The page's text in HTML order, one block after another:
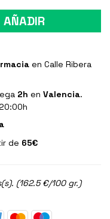
AÑADIR
en Calle Ribera
2h en Valencia.
de 65€
(162.5 €/100 gr.)